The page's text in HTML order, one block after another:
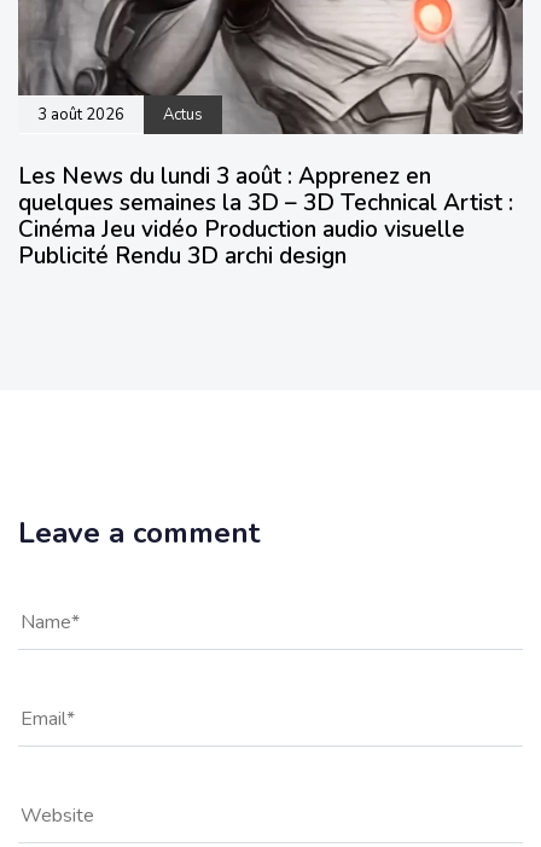
3 août 2026 Actus
Les News du lundi 3 août : Apprenez en
quelques semaines la 3D – 3D Technical Artist :
Cinéma Jeu vidéo Production audio visuelle
Publicité Rendu 3D archi design
Leave a comment